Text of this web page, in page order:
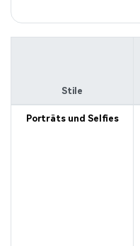
Stile
Porträts und Selfies